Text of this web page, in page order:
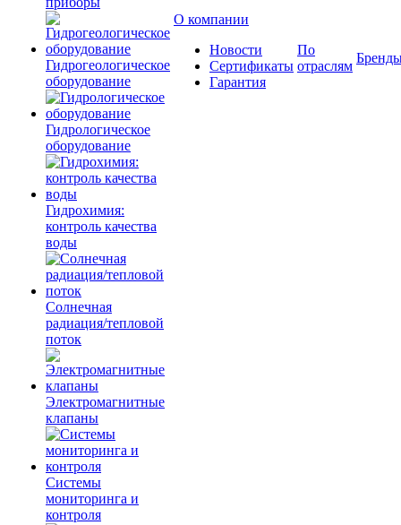
Гидрогеологическое
оборудование
Гидрологическое
оборудование
Гидрохимия:
контроль качества
воды
Солнечная
радиация/тепловой
поток
Электромагнитные
клапаны
Системы
мониторинга и
контроля
О компании
Новости
Сертификаты
Гарантия
По
отраслям